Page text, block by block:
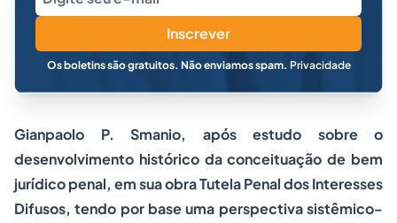
Inscrever
Os boletins são gratuitos. Não enviamos spam. Privacidade
Gianpaolo P. Smanio, após estudo sobre o
desenvolvimento histórico da conceituação de bem
jurídico penal, em sua obraTutela Penal dos Interesses
Difusos,tendo por base uma perspectiva sistêmico-